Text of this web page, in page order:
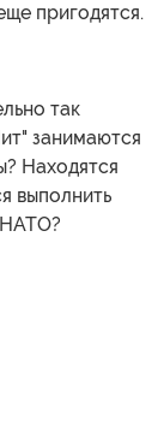
пригодятся.
так
занимаются
Находятся
выполнить
НАТО?